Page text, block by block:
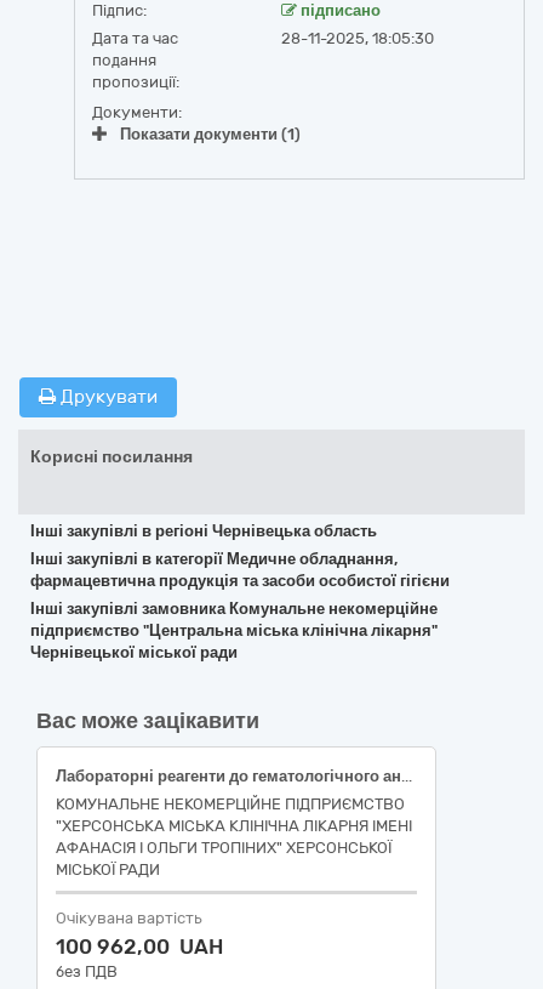
Підпис:
підписано
Дата та час
подання
пропозиції:
28-11-2025, 18:05:30
Документи:
Показати документи (1)
Друкувати
Корисні посилання
Інші закупівлі в регіоні Чернівецька область
Інші закупівлі в категорії Медичне обладнання,
фармацевтична продукція та засоби особистої гігієни
Інші закупівлі замовника Комунальне некомерційне
підприємство "Центральна міська клінічна лікарня"
Чернівецької міської ради
Вас може зацікавити
Лабораторні реагенти до гематологічного аналізатора
КОМУНАЛЬНЕ НЕКОМЕРЦІЙНЕ ПІДПРИЄМСТВО
"ХЕРСОНСЬКА МІСЬКА КЛІНІЧНА ЛІКАРНЯ ІМЕНІ
АФАНАСІЯ І ОЛЬГИ ТРОПІНИХ" ХЕРСОНСЬКОЇ
МІСЬКОЇ РАДИ
Очікувана вартість
100 962,00 UAH
без ПДВ